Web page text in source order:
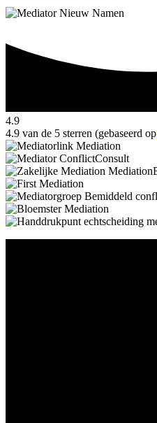
4.9
4.9 van de 5 sterren (gebaseerd op